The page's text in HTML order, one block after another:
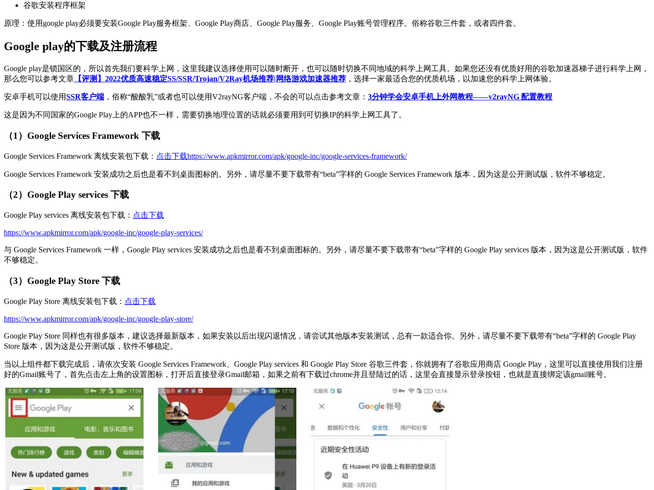
谷歌安装程序框架
原理：使用google play必须要安装Google Play服务框架、Google Play商店、Google Play服务、Google Play账号管理程序。俗称谷歌三件套，或者四件套。
Google play的下载及注册流程
Google play是锁国区的，所以首先我们要科学上网，这里我建议选择使用可以随时断开，也可以随时切换不同地域的科学上网工具。如果您还没有优质好用的谷歌加速器梯子进行科学上网，
那么您可以参考文章 【评测】2022优质高速稳定SS/SSR/Trojan/V2Ray机场推荐|网络游戏加速器推荐 ，选择一家最适合您的优质机场，以加速您的科学上网体验。
安卓手机可以使用SSR客户端 ，俗称“酸酸乳”或者也可以使用V2rayNG客户端，不会的可以点击参考文章： 3分钟学会安卓手机上外网教程——v2rayNG 配置教程
这是因为不同国家的Google Play上的APP也不一样，需要切换地理位置的话就必须要用到可切换IP的科学上网工具了。
（1）Google Services Framework 下载
Google Services Framework 离线安装包下载： 点击下载https://www.apkmirror.com/apk/google-inc/google-services-framework/
Google Services Framework 安装成功之后也是看不到桌面图标的。另外，请尽量不要下载带有“beta”字样的 Google Services Framework 版本，因为这是公开测试版，软件不够稳定。
（2）Google Play services 下载
Google Play services 离线安装包下载： 点击下载
https://www.apkmirror.com/apk/google-inc/google-play-services/
与 Google Services Framework 一样，Google Play services 安装成功之后也是看不到桌面图标的。另外，请尽量不要下载带有“beta”字样的 Google Play services 版本，因为这是公开测试版，软件
不够稳定。
（3）Google Play Store 下载
Google Play Store 离线安装包下载： 点击下载
https://www.apkmirror.com/apk/google-inc/google-play-store/
Google Play Store 同样也有很多版本，建议选择最新版本，如果安装以后出现闪退情况，请尝试其他版本安装测试，总有一款适合你。另外，请尽量不要下载带有“beta”字样的 Google Play
Store 版本，因为这是公开测试版，软件不够稳定。
当以上组件都下载完成后，请依次安装 Google Services Framework、Google Play services 和 Google Play Store 谷歌三件套，你就拥有了谷歌应用商店 Google Play，这里可以直接使用我们注册
好的Gmail账号了，首先点击左上角的设置图标，打开后直接登录Gmail邮箱，如果之前有下载过chrome并且登陆过的话，这里会直接显示登录按钮，也就是直接绑定该gmail账号。